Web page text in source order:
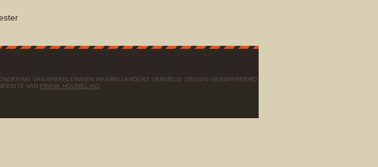
VAN AFBEELDINGEN WAARBIJ ANDERS VERMELD. DESIGN GEINSPIREERD DOOR
VAN FRANK HOUWELING